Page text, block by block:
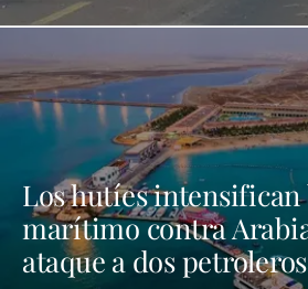
Los hutíes intensifican
marítimo contra
ataque a dos petroleros